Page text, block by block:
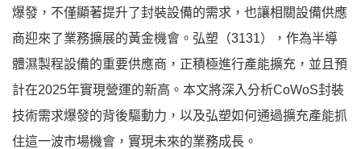
爆發，不僅顯著提升了封裝設備的需求，也讓相關設備供應
商迎來了業務擴展的黃金機會。弘塑（3131），作為半導
體濕製程設備的重要供應商，正積極進行產能擴充，並且預
計在2025年實現營運的新高。本文將深入分析CoWoS封裝
技術需求爆發的背後驅動力，以及弘塑如何通過擴充產能抓
住這一波市場機會，實現未來的業務成長。